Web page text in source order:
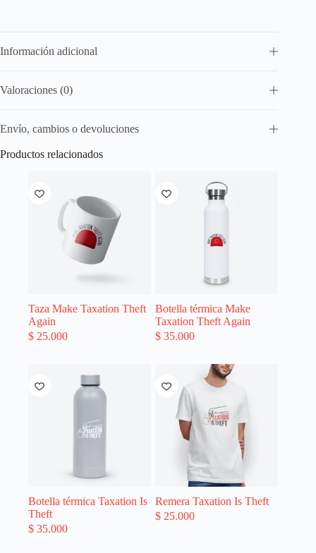
Información adicional
Valoraciones (0)
Envío, cambios o devoluciones
Productos relacionados
Taza Make Taxation Theft
Again
$ 25.000
Botella térmica Make
Taxation Theft Again
$ 35.000
Botella térmica Taxation Is
Theft
$ 35.000
Remera Taxation Is Theft
$ 25.000